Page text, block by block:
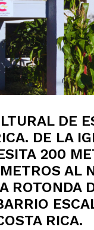
DE
DE LA
200
AL
ROTONDA
RICA.